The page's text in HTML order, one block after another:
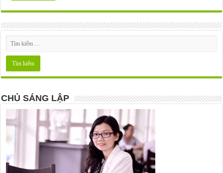
CHỦ SÁNG LẬP